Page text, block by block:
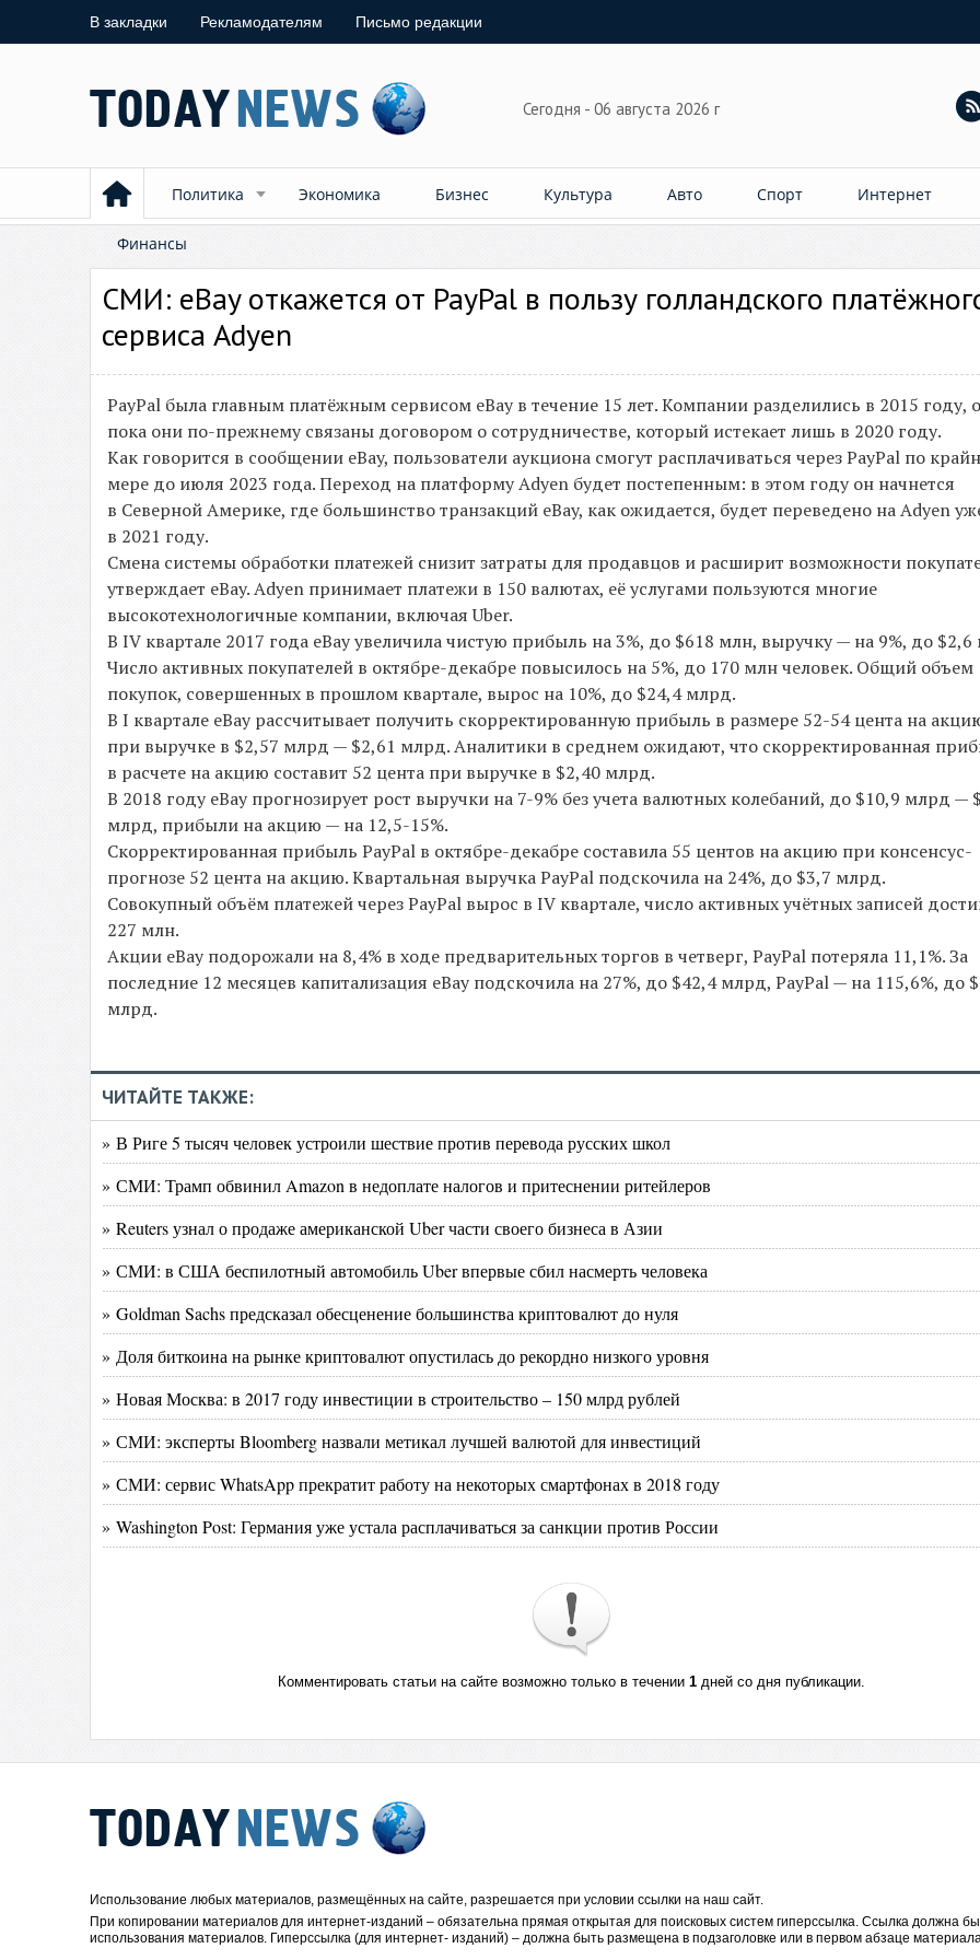
В закладки Рекламодателям Письмо редакции
Сегодня - 06 августа 2026 г
Политика Экономика Бизнес Культура Авто Спорт Интернет
Финансы
СМИ: eBay откажется от PayPal в пользу голландского
сервиса Adyen
PayPal была главным платёжным сервисом eBay в течение 15 лет. Компании разделились в 2015 году,
пока они по-прежнему связаны договором о сотрудничестве, который истекает лишь в 2020 году.
Как говорится в сообщении eBay, пользователи аукциона смогут расплачиваться через PayPal по
мере до июля 2023 года. Переход на платформу Adyen будет постепенным: в этом году он начнется
в Северной Америке, где большинство транзакций eBay, как ожидается, будет переведено на Adyen
в 2021 году.
Смена системы обработки платежей снизит затраты для продавцов и расширит возможности
утверждает eBay. Adyen принимает платежи в 150 валютах, её услугами пользуются многие
высокотехнологичные компании, включая Uber.
В IV квартале 2017 года eBay увеличила чистую прибыль на 3%, до $618 млн, выручку — на 9%, до
Число активных покупателей в октябре-декабре повысилось на 5%, до 170 млн человек. Общий объем
покупок, совершенных в прошлом квартале, вырос на 10%, до $24,4 млрд.
В I квартале eBay рассчитывает получить скорректированную прибыль в размере 52-54 цента на
при выручке в $2,57 млрд — $2,61 млрд. Аналитики в среднем ожидают, что скорректированная
в расчете на акцию составит 52 цента при выручке в $2,40 млрд.
В 2018 году eBay прогнозирует рост выручки на 7-9% без учета валютных колебаний, до $10,9 млрд —
млрд, прибыли на акцию — на 12,5-15%.
Скорректированная прибыль PayPal в октябре-декабре составила 55 центов на акцию при консенсус-
прогнозе 52 цента на акцию. Квартальная выручка PayPal подскочила на 24%, до $3,7 млрд.
Совокупный объём платежей через PayPal вырос в IV квартале, число активных учётных записей
227 млн.
Акции eBay подорожали на 8,4% в ходе предварительных торгов в четверг, PayPal потеряла 11,1%. За
последние 12 месяцев капитализация eBay подскочила на 27%, до $42,4 млрд, PayPal — на 115,6%, до
млрд.
ЧИТАЙТЕ ТАКЖЕ:
» В Риге 5 тысяч человек устроили шествие против перевода русских школ
» СМИ: Трамп обвинил Amazon в недоплате налогов и притеснении ритейлеров
» Reuters узнал о продаже американской Uber части своего бизнеса в Азии
» СМИ: в США беспилотный автомобиль Uber впервые сбил насмерть человека
» Goldman Sachs предсказал обесценение большинства криптовалют до нуля
» Доля биткоина на рынке криптовалют опустилась до рекордно низкого уровня
» Новая Москва: в 2017 году инвестиции в строительство – 150 млрд рублей
» СМИ: эксперты Bloomberg назвали метикал лучшей валютой для инвестиций
» СМИ: сервис WhatsApp прекратит работу на некоторых смартфонах в 2018 году
» Washington Post: Германия уже устала расплачиваться за санкции против России
Комментировать статьи на сайте возможно только в течении 1дней со дня публикации.
Использование любых материалов, размещённых на сайте, разрешается при условии ссылки на наш сайт.
При копировании материалов для интернет-изданий – обязательна прямая открытая для поисковых систем гиперссылка. Ссылка должна
использования материалов. Гиперссылка (для интернет- изданий) – должна быть размещена в подзаголовке или в первом абзаце